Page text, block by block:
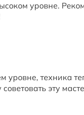
уровне.
уровне, техника
эту